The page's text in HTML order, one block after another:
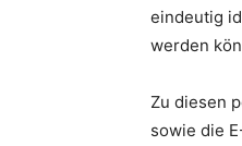
eindeutig
werden
Zu diesen
sowie die